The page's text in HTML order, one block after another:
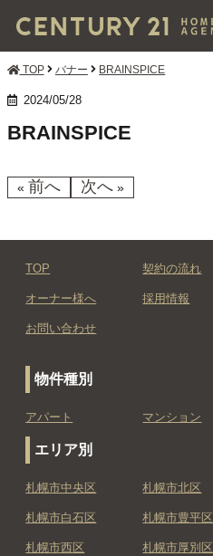
TOP バナー BRAINSPICE
2024/05/28
BRAINSPICE
« 前へ 次へ »
TOP 契約の流れ
オーナー様へ 採用情報
お問い合わせ
物件種別
アパート マンション
エリア別
札幌市中央区 札幌市北区
札幌市白石区 札幌市豊平区
札幌市西区 札幌市厚別区